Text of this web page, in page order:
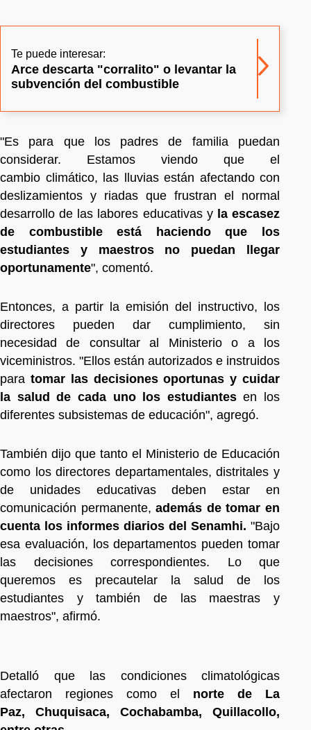
Te puede interesar:
Arce descarta "corralito" o levantar la
subvención del combustible
"Es para que los padres de familia puedan
considerar. Estamos viendo que el
cambio climático, las lluvias están afectando con
deslizamientos y riadas que frustran el normal
desarrollo de las labores educativas yla escasez
de combustible está haciendo que los
estudiantes y maestros no puedan llegar
oportunamente", comentó.
Entonces, a partir la emisión del instructivo, los
directores pueden dar cumplimiento, sin
necesidad de consultar al Ministerio o a los
viceministros. "Ellos están autorizados e instruidos
para tomar las decisiones oportunas y cuidar
la salud de cada uno los estudiantesen los
diferentes subsistemas de educación", agregó.
También dijo que tanto el Ministerio de Educación
como los directores departamentales, distritales y
de unidades educativas deben estar en
comunicación permanente,además de tomar en
cuenta los informes diarios del Senamhi. "Bajo
esa evaluación, los departamentos pueden tomar
las decisiones correspondientes. Lo que
queremos es precautelar la salud de los
estudiantes y también de las maestras y
maestros", afirmó.
Detalló que las condiciones climatológicas
afectaron regiones como el norte de La
Paz, Chuquisaca, Cochabamba, Quillacollo,